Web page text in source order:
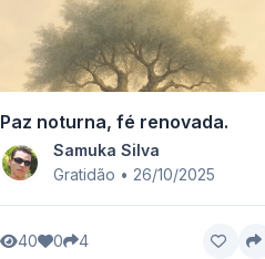
Paz noturna, fé renovada.
Samuka Silva
Gratidão • 26/10/2025
40 0 4